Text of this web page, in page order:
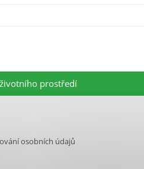
prostředí
osobních údajů